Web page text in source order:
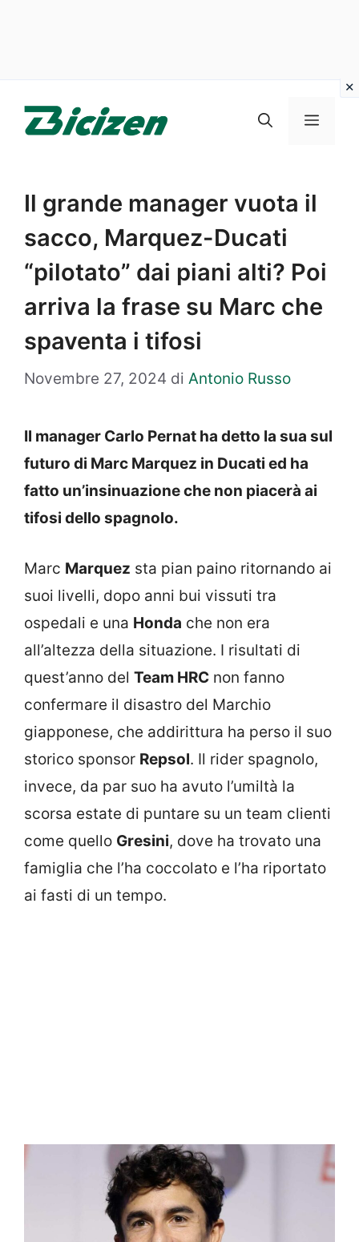
Menu
Il grande manager vuota il
sacco, Marquez-Ducati
“pilotato” dai piani alti? Poi
arriva la frase su Marc che
spaventa i tifosi
Novembre 27, 2024 di Antonio Russo
Il manager Carlo Pernat ha detto la sua sul
futuro di Marc Marquez in Ducati ed ha
fatto un’insinuazione che non piacerà ai
tifosi dello spagnolo.
Marc Marquez sta pian paino ritornando ai
suoi livelli, dopo anni bui vissuti tra
ospedali e una Honda che non era
all’altezza della situazione. I risultati di
quest’anno del Team HRC non fanno
confermare il disastro del Marchio
giapponese, che addirittura ha perso il suo
storico sponsor Repsol. Il rider spagnolo,
invece, da par suo ha avuto l’umiltà la
scorsa estate di puntare su un team clienti
come quello Gresini, dove ha trovato una
famiglia che l’ha coccolato e l’ha riportato
ai fasti di un tempo.